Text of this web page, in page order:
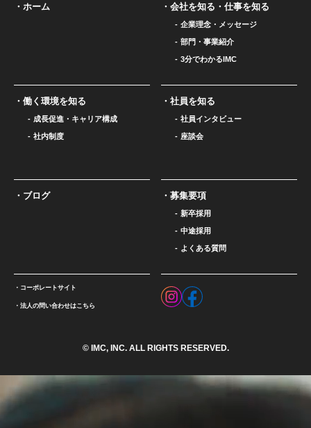
ホーム 会社を知る・仕事を知る
企業理念・メッセージ
部門・事業紹介
3分でわかるIMC
働く環境を知る
成長促進・キャリア構成
社内制度
社員を知る
社員インタビュー
座談会
ブログ 募集要項
新卒採用
中途採用
よくある質問
コーポレートサイト
法人の問い合わせはこちら
© IMC, INC. ALL RIGHTS RESERVED.